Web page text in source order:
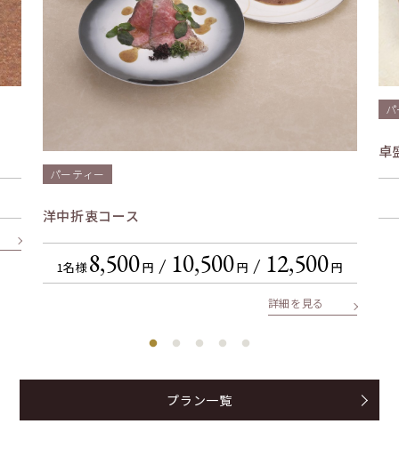
料金】
①
ディナーつき￥13,000
（税金・サービス
料込）
フレンチ料理＋フリードリンク
ール様協賛！キンキンドライをお楽しみくださ
ームよりご連絡ください。
問」欄にご記入をお願い致します。
メルマガよりお申し込みのお客様
ＴＬＣ番
号又はＴＬＣＷＡＯＮ番号を「ご希望・ご質
問」欄にご記入をお願いいたします。
パーティー
洋中折衷コース
1名様8,500円 10,500円 12,500円
詳細を見る
卓
プラン一覧